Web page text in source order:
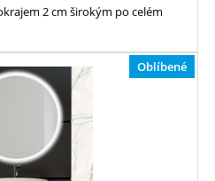
2 cm širokým po celém
Oblíbené